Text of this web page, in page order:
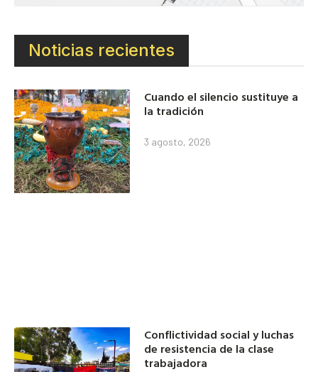
Noticias recientes
Cuando el silencio sustituye a
la tradición
3 agosto, 2026
Conflictividad social y luchas
de resistencia de la clase
trabajadora